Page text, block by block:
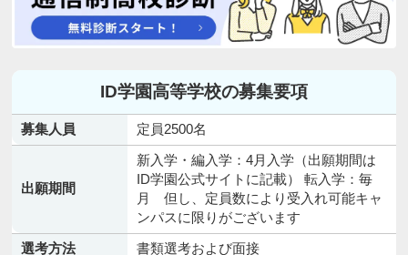
ID学園高等学校の募集要項
募集人員 定員2500名
出願期間
新入学・編入学：4月入学（出願期間は
ID学園公式サイトに記載） 転入学：毎
月 但し、定員数により受入れ可能キャ
ンパスに限りがございます
選考方法
書類選考および面接